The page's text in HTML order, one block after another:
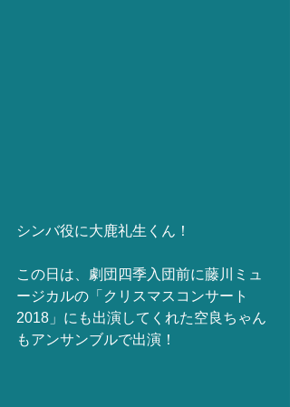
シンバ役に大鹿礼生くん！
この日は、劇団四季入団前に藤川ミュ
ージカルの「クリスマスコンサート
2018」にも出演してくれた空良ちゃん
もアンサンブルで出演！